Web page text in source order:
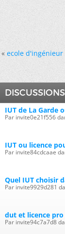
« ecole
IUT de La Garde
Par invite0e21f556
IUT ou licence
Par invite84cdcaae
Quel IUT choisir
Par invite9929d281
dut et licence
Par invite94c7a7d8